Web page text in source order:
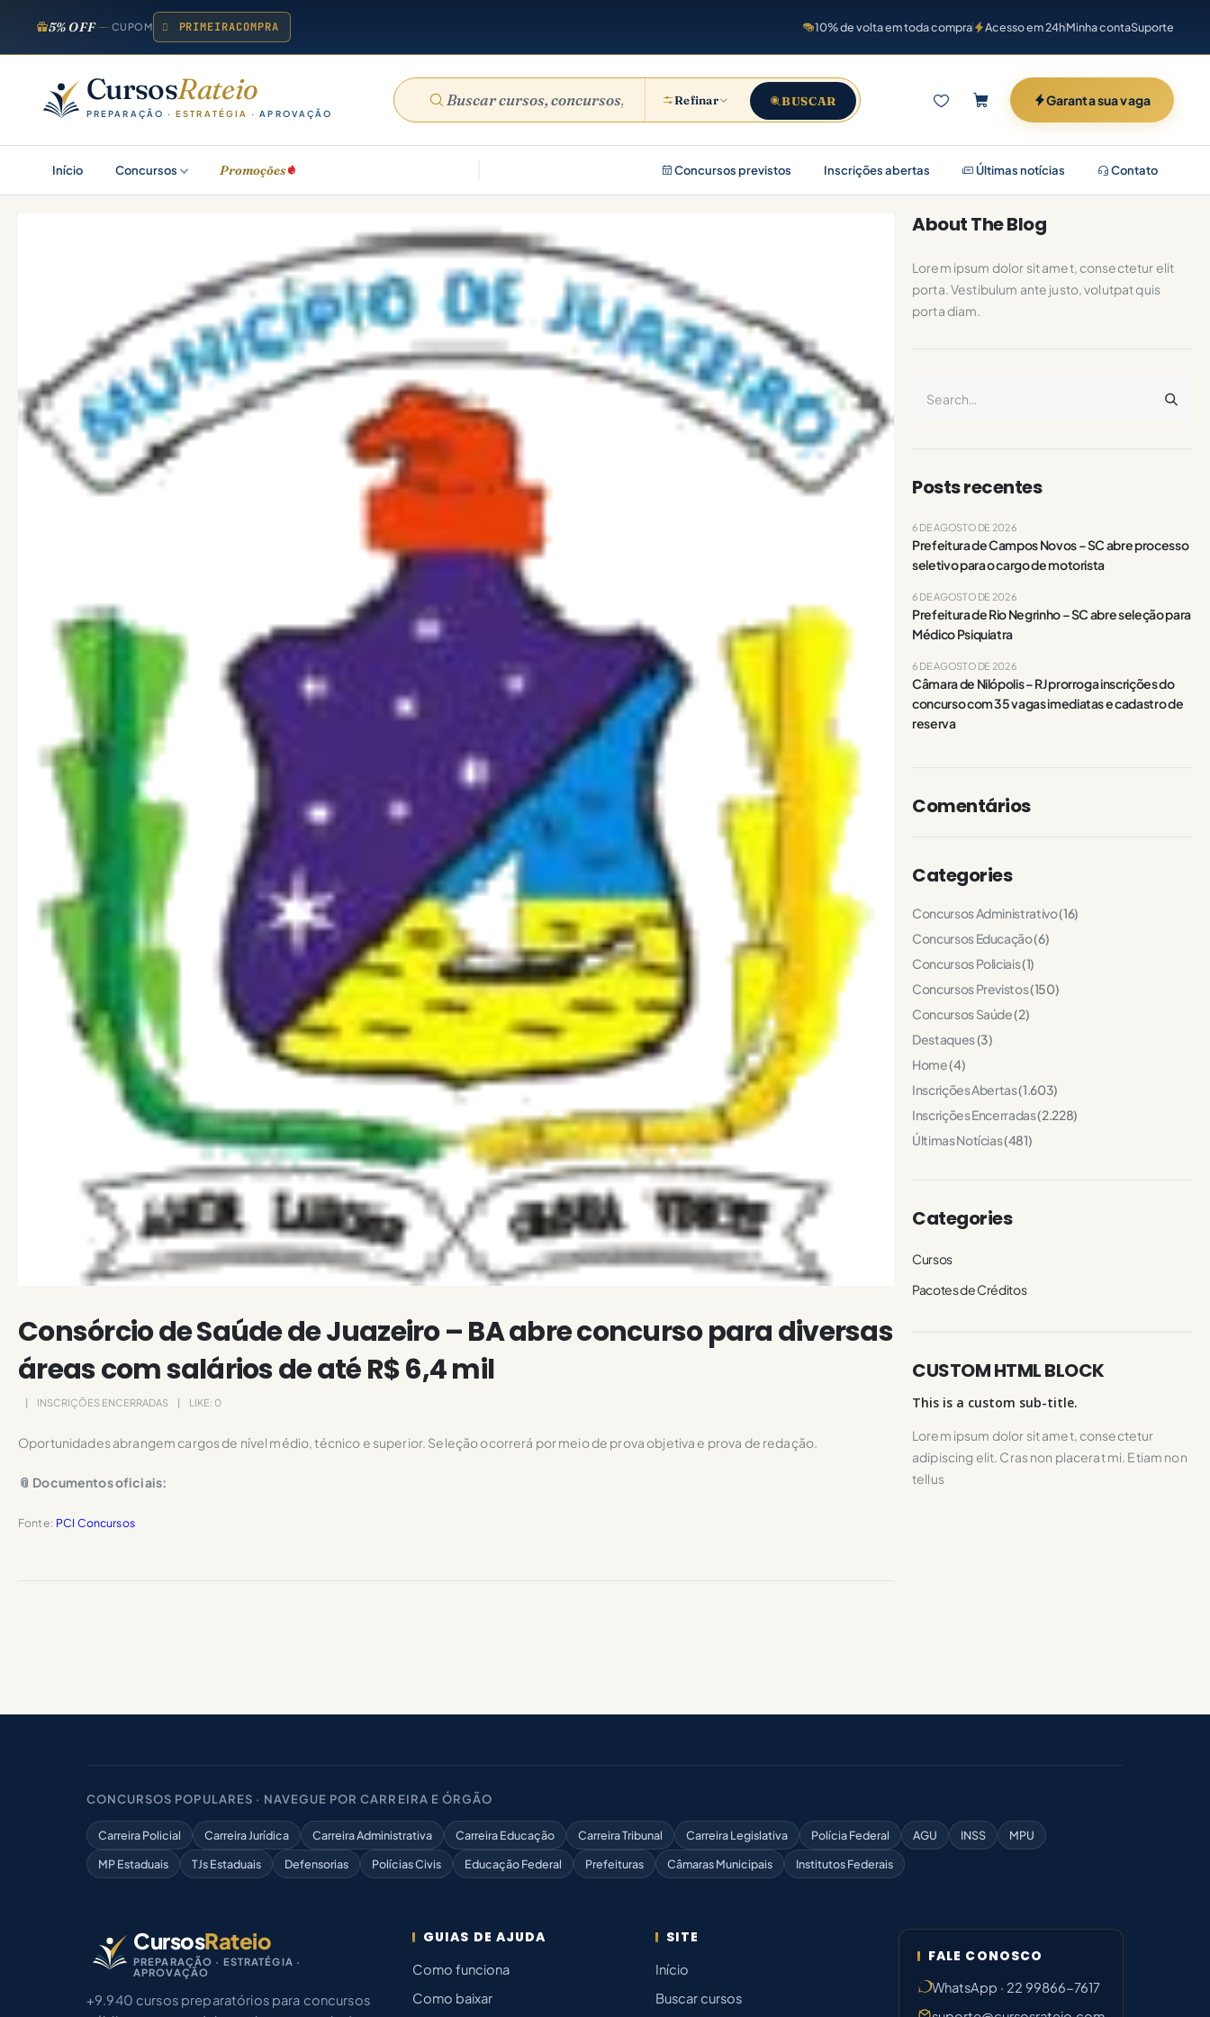
5% OFF CUPOM PRIMEIRACOMPRA 10% de volta em toda compra Acesso em 24hMinha contaSuporte
CursosRateio
PREPARAÇÃO ·ESTRATÉGIA · APROVAÇÃO
Refinar BUSCAR Garanta sua vaga
Início Concursos Promoções Concursos previstos Inscrições abertas Últimas notícias Contato
Consórcio de Saúde de Juazeiro – BA abre concurso para diversas
áreas com salários de até R$ 6,4 mil
INSCRIÇÕES ENCERRADAS LIKE: 0
Oportunidades abrangem cargos de nível médio, técnico e superior. Seleção ocorrerá por meio de prova objetiva e prova de redação.
📎 Documentos oficiais:
Fonte: PCI Concursos
About The Blog
Lorem ipsum dolor sit amet, consectetur elit
porta. Vestibulum ante justo, volutpat quis
porta diam.
Posts recentes
Prefeitura de Campos Novos – SC abre processo
seletivo para o cargo de motorista
6 DE AGOSTO DE 2026
Prefeitura de Rio Negrinho – SC abre seleção para
Médico Psiquiatra
6 DE AGOSTO DE 2026
Câmara de Nilópolis – RJ prorroga inscrições do
concurso com 35 vagas imediatas e cadastro de
reserva
6 DE AGOSTO DE 2026
Comentários
Categories
Concursos Administrativo(16)
Concursos Educação(6)
Concursos Policiais(1)
Concursos Previstos(150)
Concursos Saúde(2)
Destaques(3)
Home(4)
Inscrições Abertas(1.603)
Inscrições Encerradas(2.228)
Últimas Notícias(481)
Categories
Cursos
Pacotes de Créditos
CUSTOM HTML BLOCK
This is a custom sub-title.
Lorem ipsum dolor sit amet, consectetur
adipiscing elit. Cras non placerat mi. Etiam non
tellus
CONCURSOS POPULARES · NAVEGUE POR CARREIRA E ÓRGÃO
Carreira Policial Carreira Jurídica Carreira Administrativa Carreira Educação Carreira Tribunal Carreira Legislativa Polícia Federal AGU INSS
MPU
MP Estaduais
TJs Estaduais Defensorias Polícias Civis Educação Federal Prefeituras Câmaras Municipais Institutos Federais
CursosRateio
PREPARAÇÃO · ESTRATÉGIA ·
APROVAÇÃO
+9.940 cursos preparatórios para concursos
GUIAS DE AJUDA
Como funciona
Como baixar
SITE
Início
Buscar cursos
FALE CONOSCO
WhatsApp · 22 99866-7617